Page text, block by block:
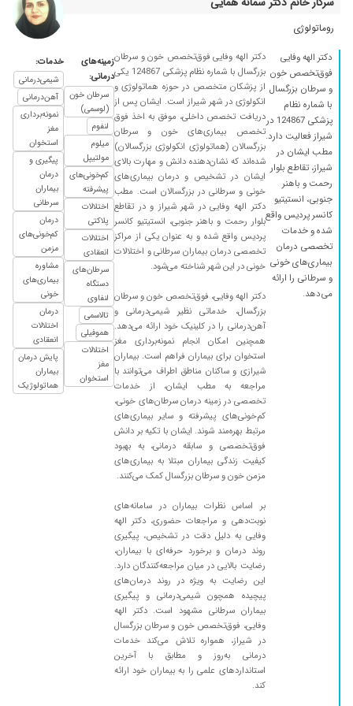
کم خونی ۱۴۰۰/۰۴/۰۷
۱۴۰۱/۰۲/۱۷
کم خونی الان بهترم ۱۴۰۱/۰۵/۰۹
خوب بود ۱۴۰۰/۰۶/۱۳
ازهمه نظر عالی و خوش برخورد ۱۴۰۰/۰۱/۰۸
فوق العادس ۱۴۰۰/۰۵/۰۳
دکتر بسیار خوب و مهربان ۱۳۹۹/۰۷/۲۴
کارش بیسته ۱۴۰۱/۰۳/۰۲
پلاکت خون ۱۴۰۲/۰۲/۱۶
دومین بار میخوام برم پیشش ۱۴۰۰/۰۸/۲۹
کمبود پلاکت ۱۴۰۰/۰۵/۳۱
مشکل سینه داشتم دکترخیلی خوبی هست ۱۴۰۲/۰۱/۰۴
بسیار عالی و با حوصله ۱۴۰۰/۱۰/۲۰
خیلب خوب بود ۱۴۰۰/۰۹/۰۷
جواب ازمایش رو میخوام نشون بدم ۱۴۰۰/۰۹/۰۶
من غلطت خون داشتم ولی دوباره آزمایش نوشته
فعلا دارویی دریافت نشده
۱۴۰۱/۰۹/۰۵
افت پلاکت خون داشتم الحمدلله الان خیلی بهترم
عالی شدم در حد عادی قبل بیماری مشکل خاصی
ندارم
نتیجه خوب
خوش برخود و پیگیر
عالی و خوش اخلاق با حوصله
کرونا.. بهبودی کامل
بسیار عالی درمان کامل شدم شکر خدا من سرطان
لنفوم داشتم
کارشون رو به خوبی بلدن
بسیار دکتر خوب وخوش اخلاق واز همه مهمتر بسیار
باحوصله وصبر جواب میدن خدا سلامتشون بداره
بهترین دکتر
خوب بود
روماتولوژی
دکتر الهه وفایی
فوق‌تخصص خون
و سرطان بزرگسال
با شماره نظام
پزشکی 124867 در
شیراز فعالیت دارد.
مطب ایشان در
شیراز، تقاطع بلوار
رحمت و باهنر
جنوبی، انستیتیو
کانسر پردیس واقع
شده و خدمات
تخصصی درمان
بیماری‌های خونی
و سرطانی را ارائه
می‌دهد.
دکتر الهه وفایی فوق‌تخصص خون و سرطان
بزرگسال با شماره نظام پزشکی 124867 یکی
از پزشکان متخصص در حوزه هماتولوژی و
انکولوژی در شهر شیراز است. ایشان پس از
دریافت تخصص داخلی، موفق به اخذ فوق
تخصص بیماری‌های خون و سرطان
بزرگسالان (هماتولوژی انکولوژی بزرگسالان)
شده‌اند که نشان‌دهنده دانش و مهارت بالای
ایشان در تشخیص و درمان بیماری‌های
خونی و سرطانی در بزرگسالان است. مطب
دکتر الهه وفایی در شهر شیراز و در تقاطع
بلوار رحمت و باهنر جنوبی، انستیتیو کانسر
پردیس واقع شده و به عنوان یکی از مراکز
تخصصی درمان بیماران سرطانی و اختلالات
خونی در این شهر شناخته می‌شود.
دکتر الهه وفایی، فوق‌تخصص خون و سرطان
بزرگسال، خدماتی نظیر شیمی‌درمانی و
آهن‌درمانی را در کلینیک خود ارائه می‌دهد.
همچنین امکان انجام نمونه‌برداری مغز
استخوان برای بیماران فراهم است. بیماران
شیرازی و ساکنان مناطق اطراف می‌توانند با
مراجعه به مطب ایشان، از خدمات
تخصصی در زمینه درمان سرطان‌های خونی،
کم‌خونی‌های پیشرفته و سایر بیماری‌های
مرتبط بهره‌مند شوند. ایشان با تکیه بر دانش
فوق‌تخصصی و سابقه درمانی، به بهبود
کیفیت زندگی بیماران مبتلا به بیماری‌های
مزمن خون و سرطان بزرگسال کمک می‌کنند.
بر اساس نظرات بیماران در سامانه‌های
نوبت‌دهی و مراجعات حضوری، دکتر الهه
وفایی به دلیل دقت در تشخیص، پیگیری
روند درمان و برخورد حرفه‌ای با بیماران،
رضایت بالایی در میان مراجعه‌کنندگان دارد.
این رضایت به ویژه در روند درمان‌های
پیچیده همچون شیمی‌درمانی و پیگیری
بیماران سرطانی مشهود است. دکتر الهه
وفایی، فوق‌تخصص خون و سرطان بزرگسال
در شیراز، همواره تلاش می‌کند خدمات
درمانی به‌روز و مطابق با آخرین
استانداردهای علمی را به بیماران خود ارائه
کند.
زمینه‌های
درمانی:
سرطان خون
(لوسمی)
لنفوم
میلوم
مولتیپل
کم‌خونی‌های
پیشرفته
اختلالات
پلاکتی
اختلالات
انعقادی
سرطان‌های
دستگاه
لنفاوی
تالاسمی
هموفیلی
اختلالات
مغز
استخوان
خدمات:
شیمی‌درمانی
آهن‌درمانی
نمونه‌برداری
مغز
استخوان
پیگیری و
درمان
بیماران
سرطانی
درمان
کم‌خونی‌های
مزمن
مشاوره
بیماری‌های
خونی
درمان
اختلالات
انعقادی
پایش درمان
بیماران
هماتولوژیک